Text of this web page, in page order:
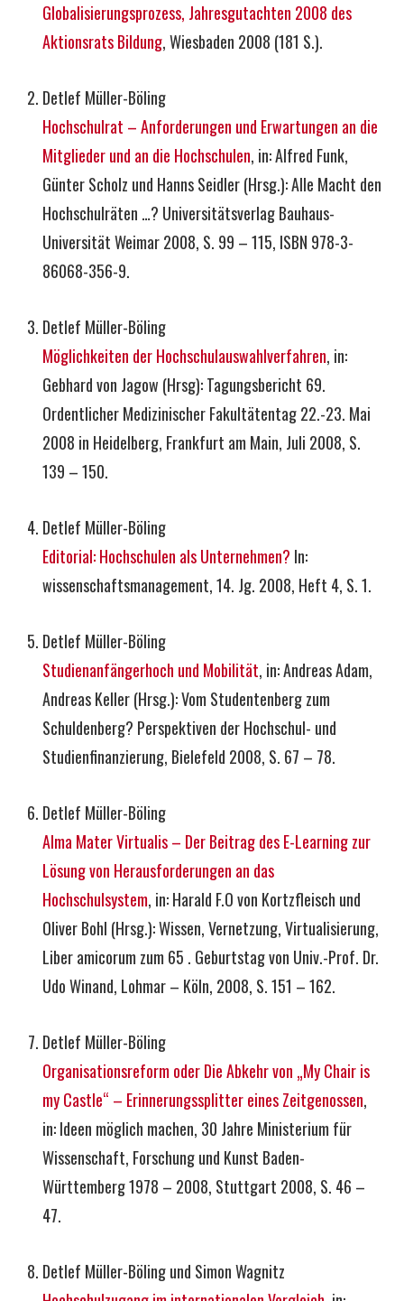
Globalisierungsprozess, Jahresgutachten 2008 des
Aktionsrats Bildung, Wiesbaden 2008 (181 S.).
Detlef Müller-Böling
Hochschulrat – Anforderungen und Erwartungen an die
Mitglieder und an die Hochschulen, in: Alfred Funk,
Günter Scholz und Hanns Seidler (Hrsg.): Alle Macht den
Hochschulräten …? Universitätsverlag Bauhaus-
Universität Weimar 2008, S. 99 – 115, ISBN 978-3-
86068-356-9.
Detlef Müller-Böling
Möglichkeiten der Hochschulauswahlverfahren, in:
Gebhard von Jagow (Hrsg): Tagungsbericht 69.
Ordentlicher Medizinischer Fakultätentag 22.-23. Mai
2008 in Heidelberg, Frankfurt am Main, Juli 2008, S.
139 – 150.
Detlef Müller-Böling
Editorial: Hochschulen als Unternehmen? In:
wissenschaftsmanagement, 14. Jg. 2008, Heft 4, S. 1.
Detlef Müller-Böling
Studienanfängerhoch und Mobilität, in: Andreas Adam,
Andreas Keller (Hrsg.): Vom Studentenberg zum
Schuldenberg? Perspektiven der Hochschul- und
Studienfinanzierung, Bielefeld 2008, S. 67 – 78.
Detlef Müller-Böling
Alma Mater Virtualis – Der Beitrag des E-Learning zur
Lösung von Herausforderungen an das
Hochschulsystem, in: Harald F.O von Kortzfleisch und
Oliver Bohl (Hrsg.): Wissen, Vernetzung, Virtualisierung,
Liber amicorum zum 65 . Geburtstag von Univ.-Prof. Dr.
Udo Winand, Lohmar – Köln, 2008, S. 151 – 162.
Detlef Müller-Böling
Organisationsreform oder Die Abkehr von „My Chair is
my Castle“ – Erinnerungssplitter eines Zeitgenossen,
in: Ideen möglich machen, 30 Jahre Ministerium für
Wissenschaft, Forschung und Kunst Baden-
Württemberg 1978 – 2008, Stuttgart 2008, S. 46 –
47.
Detlef Müller-Böling und Simon Wagnitz